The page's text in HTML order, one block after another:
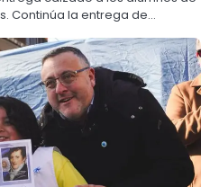
Continúa la entrega de…